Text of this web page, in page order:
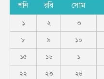
শনি রবি সোম
১ ২ ৩
৮ ৯ ১০
১৫ ১৬ ১
২২ ২৩ ২৪